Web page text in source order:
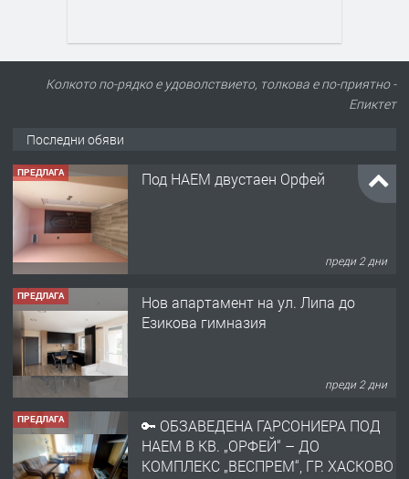
Колкото по-рядко е удоволствието, толкова е по-приятно -
Епиктет
Последни обяви
ПРЕДЛАГА Под НАЕМ двустаен Орфей
преди 2 дни
ПРЕДЛАГА
Нов апартамент на ул. Липа до
Езикова гимназия
преди 2 дни
ПРЕДЛАГА
🔑 ОБЗАВЕДЕНА ГАРСОНИЕРА ПОД
НАЕМ В КВ. „ОРФЕЙ“ – ДО
КОМПЛЕКС „ВЕСПРЕМ“, ГР. ХАСКОВО